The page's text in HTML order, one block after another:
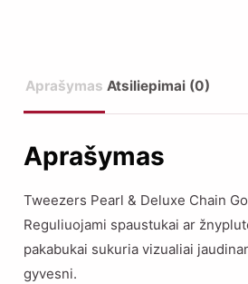
Aprašymas Atsiliepimai (0)
Aprašymas
Tweezers Pearl & Deluxe Chain
Reguliuojami spaustukai ar
pakabukai sukuria vizualiai
gyvesni.